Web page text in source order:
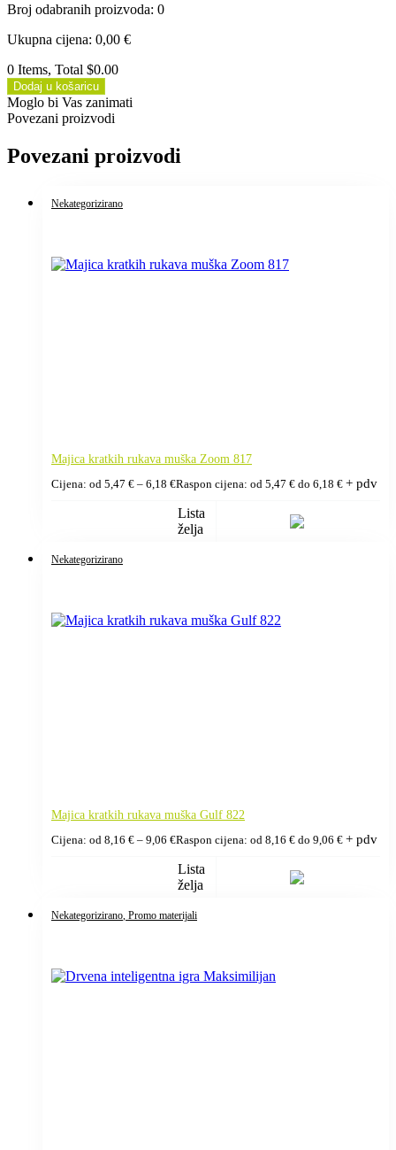
Broj odabranih proizvoda: 0
Ukupna cijena: 0,00 €
0 Items, Total $0.00
Dodaj u košaricu
Moglo bi Vas zanimati
Povezani proizvodi
Povezani proizvodi
Nekategorizirano
Majica kratkih rukava muška Zoom 817
Cijena: od 5,47 € – 6,18 €Raspon cijena: od 5,47 € do 6,18 € + pdv
Lista
želja
Nekategorizirano
Majica kratkih rukava muška Gulf 822
Cijena: od 8,16 € – 9,06 €Raspon cijena: od 8,16 € do 9,06 € + pdv
Lista
želja
Nekategorizirano , Promo materijali